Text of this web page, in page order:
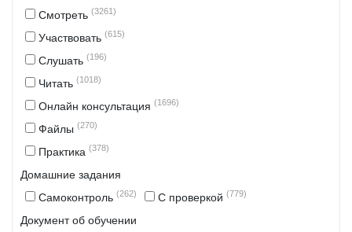
Смотреть (3261)
Участвовать (615)
Слушать (196)
Читать (1018)
Онлайн консультация (1696)
Файлы (270)
Практика (378)
Домашние задания
Самоконтроль (262) С проверкой (779)
Документ об обучении